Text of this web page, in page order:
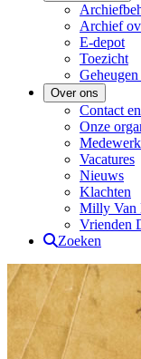
Archief
E-depot
Toezicht
Over ons
Contact
Onze
Vacatures
Nieuws
Klachten
Milly Van
Vrienden
Zoeken
Drents